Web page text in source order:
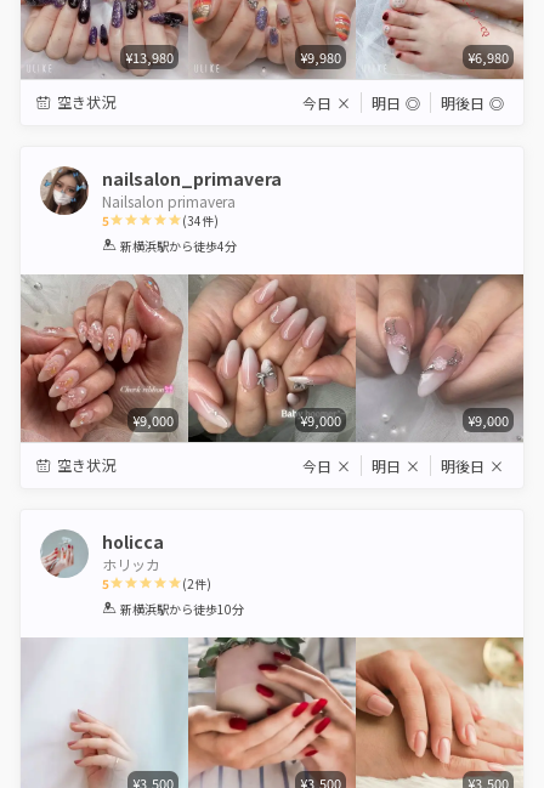
¥13,980 ¥9,980 ¥6,980
空き状況 今日 × 明日 ◎ 明後日 ◎
nailsalon_primavera
Nailsalon primavera
5
1 2 3 4 5
(34件)
新横浜駅から徒歩4分
¥9,000 ¥9,000 ¥9,000
空き状況 今日 × 明日 × 明後日 ×
holicca
ホリッカ
5
1 2 3 4 5
(2件)
新横浜駅から徒歩10分
¥3,500 ¥3,500 ¥3,500